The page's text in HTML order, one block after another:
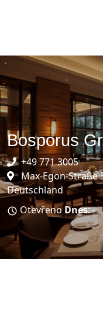
Bosporus
+49 771 3005
Max-Egon-Straße
Deutschland
OtevřenoDnes: -